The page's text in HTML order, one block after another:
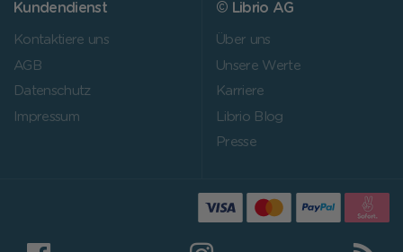
Kundendienst
Kontaktiere uns
AGB
Datenschutz
Impressum
© Librio AG
Über uns
Unsere Werte
Karriere
Librio Blog
Presse